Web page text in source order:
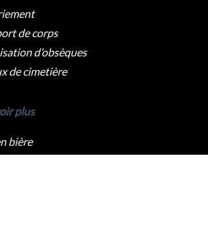
de corps
d’obsèques
de cimetière
plus
bière